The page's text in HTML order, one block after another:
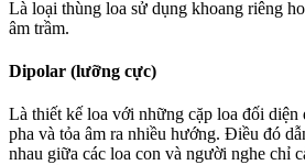
Là loại thùng loa sử dụng khoang riêng
âm trầm.
Dipolar (lưỡng cực)
Là thiết kế loa với những cặp loa đối diện
pha và tỏa âm ra nhiều hướng. Điều đó
nhau giữa các loa con và người nghe chỉ